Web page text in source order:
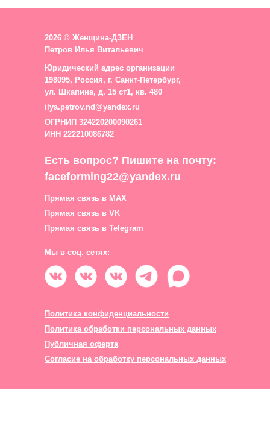
Мы в соц. сетях:
2026 © Женщина-ДЗЕН
Петров Илья Витальевич
ilya.petrov.nd@yandex.ru
ОГРНИП 324220200090261
ИНН 222210086782
Прямая связь в MAX
Прямая связь в VK
Прямая связь в Telegram
Есть вопрос? Пишите на почту:
faceforming22@yandex.ru
Юридический адрес организации
198095, Россия, г. Санкт-Петербург,
ул. Шкапина, д. 15 ст1, кв. 480
Политика обработки персональных данных
Политика конфиденциальности
Согласие на обработку персональных данных
Публичная оферта